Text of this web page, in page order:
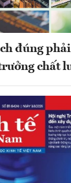
đúng
chất